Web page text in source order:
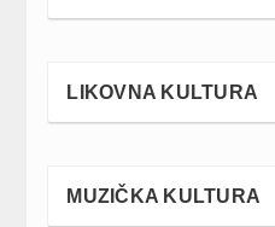
LIKOVNA KULTURA
MUZIČKA KULTURA